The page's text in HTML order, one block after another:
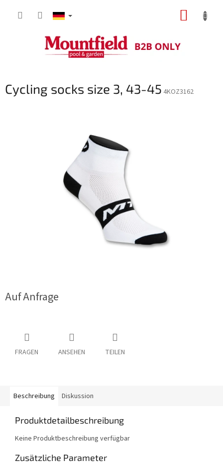
Cycling socks size 3, 43-45 4KOZ3162
Auf Anfrage
FRAGEN ANSEHEN TEILEN
Beschreibung Diskussion
Produktdetailbeschreibung
Keine Produktbeschreibung verfügbar
Zusätzliche Parameter